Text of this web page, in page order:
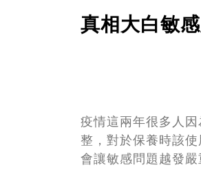
真相大白敏
疫情這兩年很多人
整，對於保養時該
會讓敏感問題越發